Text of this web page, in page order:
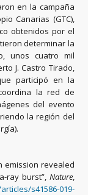
en la campaña
Canarias (GTC),
obtenidos por el
determinar la
unos cuatro mil
J. Castro Tirado,
participó en la
la red de
del evento
la región del
emission revealed
ray burst”, Nature,
s41586-019-